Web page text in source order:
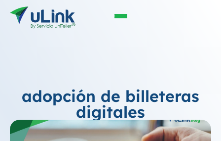
adopción de billeteras
digitales